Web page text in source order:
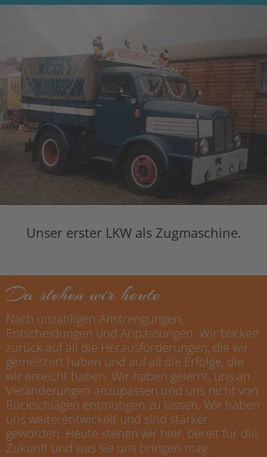
Unser erster LKW als Zugmaschine.
Da stehen wir heute
Nach unzähligen Anstrengungen,
Entscheidungen und Anpassungen. Wir blicken
zurück auf all die Herausforderungen, die wir
gemeistert haben und auf all die Erfolge, die
wir erreicht haben. Wir haben gelernt, uns an
Veränderungen anzupassen und uns nicht von
Rückschlägen entmutigen zu lassen. Wir haben
uns weiterentwickelt und sind stärker
geworden. Heute stehen wir hier, bereit für die
Zukunft und was sie uns bringen mag.